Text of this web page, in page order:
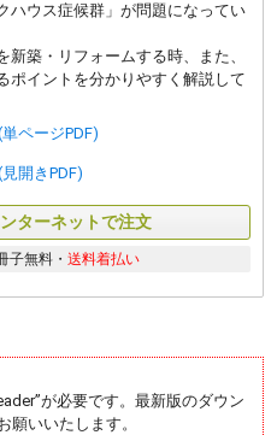
ハウス症候群」が問題になってい
新築・リフォームする時、また、
ポイントを分かりやすく解説して
ページPDF)
開きPDF)
ターネットで注文
子無料・送料着払い
が必要です。最新版のダウン
願いいたします。